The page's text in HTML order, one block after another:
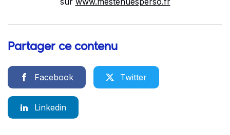
Partager ce contenu
Facebook Twitter
Linkedin